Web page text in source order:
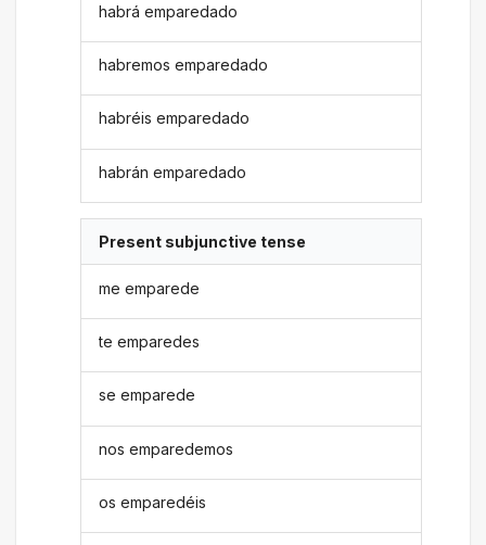
habrá emparedado
habremos emparedado
habréis emparedado
habrán emparedado
Present subjunctive tense
me emparede
te emparedes
se emparede
nos emparedemos
os emparedéis